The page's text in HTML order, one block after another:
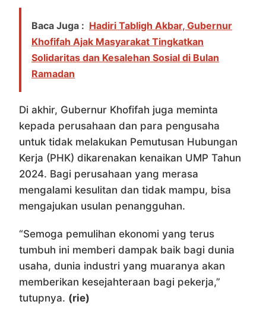
Baca Juga : Hadiri Tabligh Akbar, Gubernur
Khofifah Ajak Masyarakat Tingkatkan
Solidaritas dan Kesalehan Sosial di Bulan
Ramadan
Di akhir, Gubernur Khofifah juga meminta
kepada perusahaan dan para pengusaha
untuk tidak melakukan Pemutusan Hubungan
Kerja (PHK) dikarenakan kenaikan UMP Tahun
2024. Bagi perusahaan yang merasa
mengalami kesulitan dan tidak mampu, bisa
mengajukan usulan penangguhan.
“Semoga pemulihan ekonomi yang terus
tumbuh ini memberi dampak baik bagi dunia
usaha, dunia industri yang muaranya akan
memberikan kesejahteraan bagi pekerja,”
tutupnya. (rie)